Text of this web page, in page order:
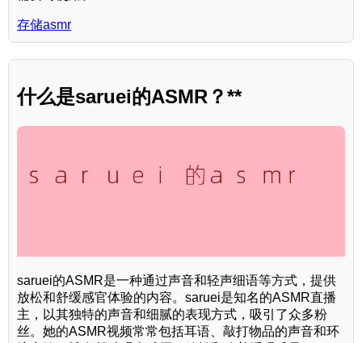
存储asmr
什么是saruei的ASMR？**
saruei的ASMR是一种通过声音和轻声细语等方式，提供
放松和舒缓感官体验的内容。saruei是知名的ASMR直播
主，以其独特的声音和细腻的表现方式，吸引了众多粉
丝。她的ASMR视频常常包括耳语、敲打物品的声音和环